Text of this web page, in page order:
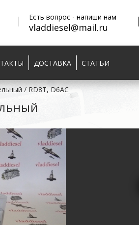
Есть вопрос - напиши нам
vladdiesel@mail.ru
ДОСТАВКА СТАТЬИ
/RD8T, D6AC